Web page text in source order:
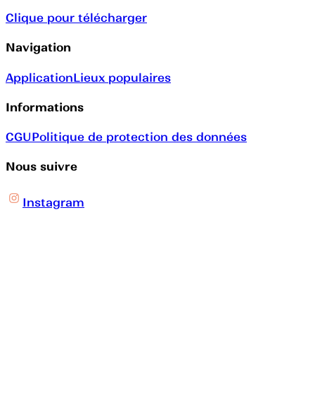
Clique pour télécharger
Navigation
ApplicationLieux populaires
Informations
CGUPolitique de protection des données
Nous suivre
Instagram